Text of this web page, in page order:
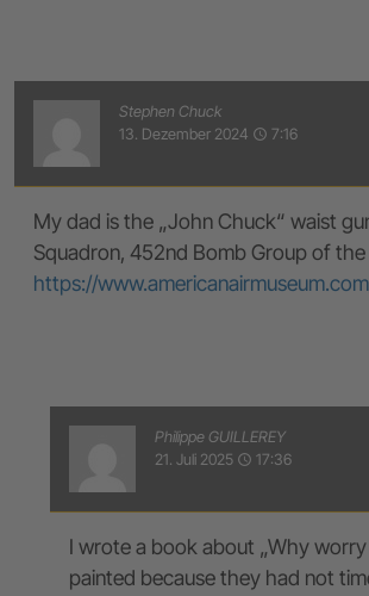
Stephen Chuck
13. Dezember 2024 access_time 7:16
My dad is the „John Chuck“ waist
Squadron, 452nd Bomb Group of
https://
Philippe GUILLEREY
21. Juli 2025 access_time 17:36
I wrote a book about „Why worry
painted because they had not